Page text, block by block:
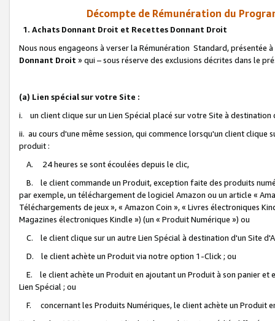
Décompte de Rémunération du
1. Achats Donnant Droit et Recettes Donnant Droit
Nous nous engageons à verser la Rémunération Standard, présentée
Donnant Droit » qui – sous réserve des exclusions décrites dans le
(a) Lien spécial sur votre Site :
i. un client clique sur un Lien Spécial placé sur votre Site à destination
ii. au cours d'une même session, qui commence lorsqu'un client
produit :
A. 24 heures se sont écoulées depuis le clic,
B. le client commande un Produit, exception faite des produits
par exemple, un téléchargement de logiciel Amazon ou un article «
Téléchargements de jeux », « Amazon Coin », « Livres électroniques
Magazines électroniques Kindle ») (un « Produit Numérique ») ou
C. le client clique sur un autre Lien Spécial à destination d'un Site
D. le client achète un Produit via notre option 1-Click ; ou
E. le client achète un Produit en ajoutant un Produit à son panier et
Lien Spécial ; ou
F. concernant les Produits Numériques, le client achète un Produit